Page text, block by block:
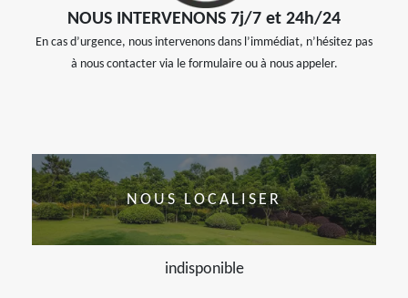
NOUS INTERVENONS 7j/7 et 24h/24
En cas d’urgence, nous intervenons dans l’immédiat, n’hésitez pas
à nous contacter via le formulaire ou à nous appeler.
NOUS LOCALISER
indisponible